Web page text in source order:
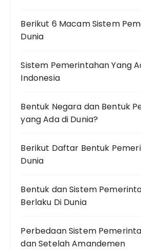
Berikut 6 Macam Sistem
Dunia
Sistem Pemerintahan Yang
Indonesia
Bentuk Negara dan Bentuk
yang Ada di Dunia?
Berikut Daftar Bentuk
Dunia
Bentuk dan Sistem
Berlaku Di Dunia
Perbedaan Sistem
dan Setelah Amandemen